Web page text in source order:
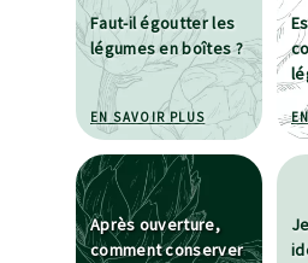
Faut-il égoutter les
légumes en boîtes ?
EN SAVOIR PLUSÀ PROPOS DE
Après ouverture,
comment conserver